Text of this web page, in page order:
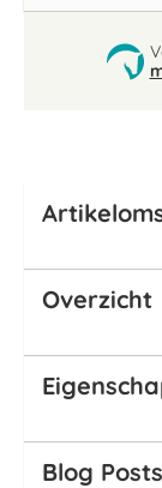
Overzicht
Blog